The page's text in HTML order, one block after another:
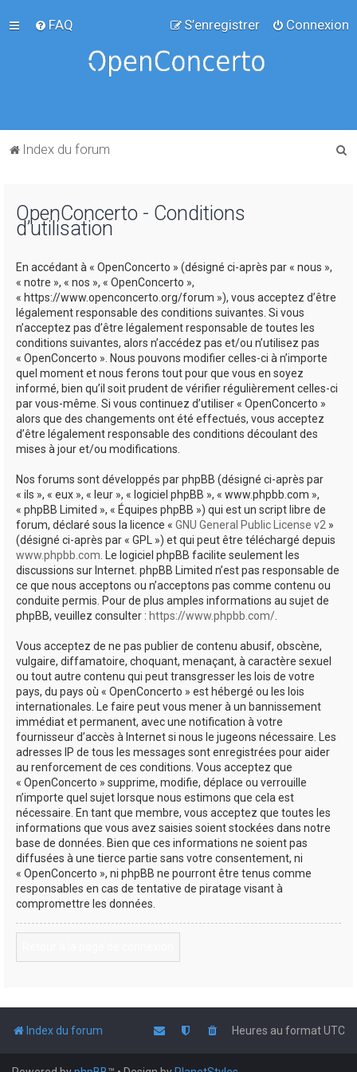
FAQ Connexion
S’enregistrer
Index du forum
OpenConcerto - Conditions
d’utilisation
En accédant à « OpenConcerto » (désigné ci-après par « nous »,
« notre », « nos », « OpenConcerto »,
« https://www.openconcerto.org/forum »), vous acceptez d’être
légalement responsable des conditions suivantes. Si vous
n’acceptez pas d’être légalement responsable de toutes les
conditions suivantes, alors n’accédez pas et/ou n’utilisez pas
« OpenConcerto ». Nous pouvons modifier celles-ci à n’importe
quel moment et nous ferons tout pour que vous en soyez
informé, bien qu’il soit prudent de vérifier régulièrement celles-ci
par vous-même. Si vous continuez d’utiliser « OpenConcerto »
alors que des changements ont été effectués, vous acceptez
d’être légalement responsable des conditions découlant des
mises à jour et/ou modifications.
Nos forums sont développés par phpBB (désigné ci-après par
« ils », « eux », « leur », « logiciel phpBB », « www.phpbb.com »,
« phpBB Limited », « Équipes phpBB ») qui est un script libre de
forum, déclaré sous la licence « GNU General Public License v2 »
(désigné ci-après par « GPL ») et qui peut être téléchargé depuis
www.phpbb.com. Le logiciel phpBB facilite seulement les
discussions sur Internet. phpBB Limited n’est pas responsable de
ce que nous acceptons ou n’acceptons pas comme contenu ou
conduite permis. Pour de plus amples informations au sujet de
phpBB, veuillez consulter : https://www.phpbb.com/.
Vous acceptez de ne pas publier de contenu abusif, obscène,
vulgaire, diffamatoire, choquant, menaçant, à caractère sexuel
ou tout autre contenu qui peut transgresser les lois de votre
pays, du pays où « OpenConcerto » est hébergé ou les lois
internationales. Le faire peut vous mener à un bannissement
immédiat et permanent, avec une notification à votre
fournisseur d’accès à Internet si nous le jugeons nécessaire. Les
adresses IP de tous les messages sont enregistrées pour aider
au renforcement de ces conditions. Vous acceptez que
« OpenConcerto » supprime, modifie, déplace ou verrouille
n’importe quel sujet lorsque nous estimons que cela est
nécessaire. En tant que membre, vous acceptez que toutes les
informations que vous avez saisies soient stockées dans notre
base de données. Bien que ces informations ne soient pas
diffusées à une tierce partie sans votre consentement, ni
« OpenConcerto », ni phpBB ne pourront être tenus comme
responsables en cas de tentative de piratage visant à
compromettre les données.
Index du forum Heures au formatUTC